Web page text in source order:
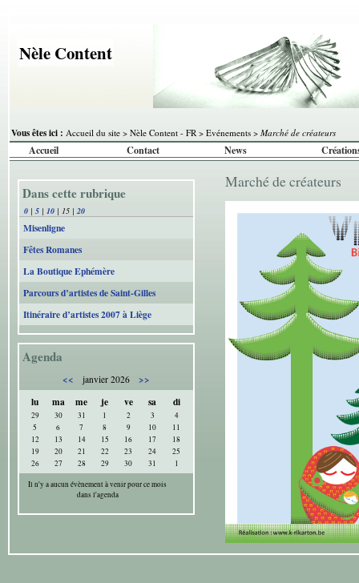
Nèle Content
Vous êtes ici : Accueil du site > Nèle Content - FR > Evénements > Marché de créateurs
Accueil Contact News
Dans cette rubrique
0 | 5 | 10 | 15 | 20
Misenligne
Fêtes Romanes
La Boutique Ephémère
Parcours d’artistes de Saint-Gilles
Itinéraire d’artistes 2007 à Liège
Agenda
<< janvier 2026
>>
lu
ma me je ve sa di
29 30 31 1 2 3
4
5
6 7 8 9 10
11
12
13 14 15 16 17
18
19
20 21 22 23 24
25
26
27 28 29 30 31
1
Il n'y a aucun évènement à venir pour ce mois
dans l'agenda
Marché de créateurs